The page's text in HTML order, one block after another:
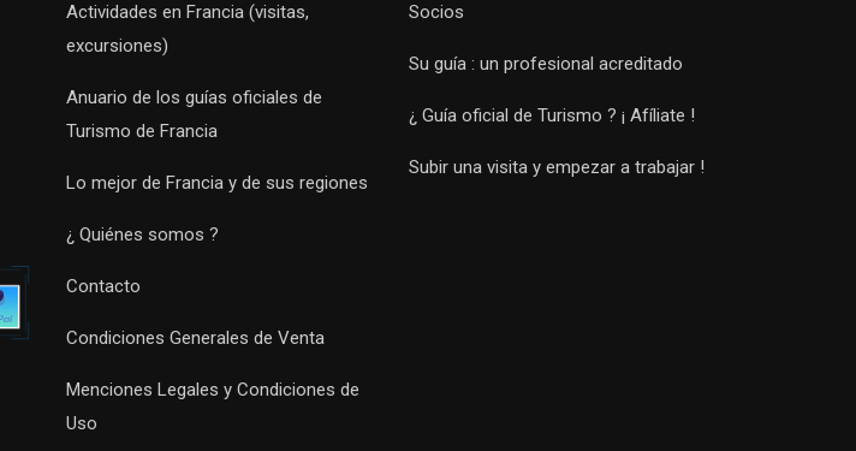
Actividades en Francia (visitas,
excursiones)
Anuario de los guías oficiales de
Turismo de Francia
Lo mejor de Francia y de sus regiones
¿ Quiénes somos ?
Contacto
Condiciones Generales de Venta
Menciones Legales y Condiciones de
Uso
Socios
Su guía : un profesional acreditado
¿ Guía oficial de Turismo ? ¡ Afíliate !
Subir una visita y empezar a trabajar !